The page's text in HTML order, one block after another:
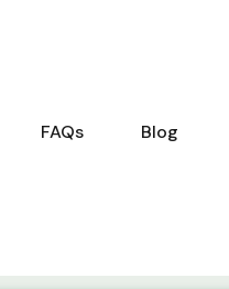
FAQs Blog